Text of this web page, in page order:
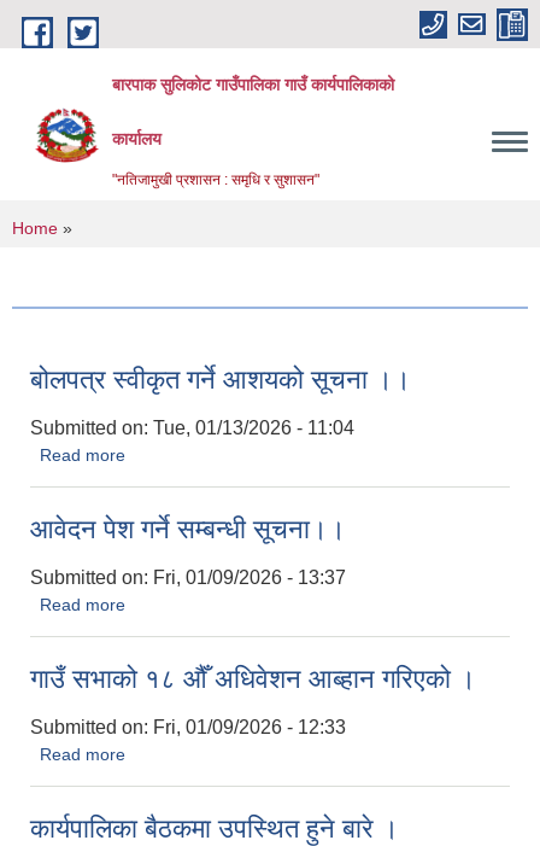
Skip to main content
बारपाक सुलिकोट गाउँपालिका गाउँ कार्यपालिकाको
कार्यालय
"नतिजामुखी प्रशासन : समृधि र सुशासन"
You are here
Home »
बोलपत्र स्वीकृत गर्ने आशयको सूचना ।।
Submitted on: Tue, 01/13/2026 - 11:04
Read more
आवेदन पेश गर्ने सम्बन्धी सूचना।।
Submitted on: Fri, 01/09/2026 - 13:37
Read more
गाउँ सभाको १८ औँ अधिवेशन आब्हान गरिएको ।
Submitted on: Fri, 01/09/2026 - 12:33
Read more
कार्यपालिका बैठकमा उपस्थित हुने बारे ।